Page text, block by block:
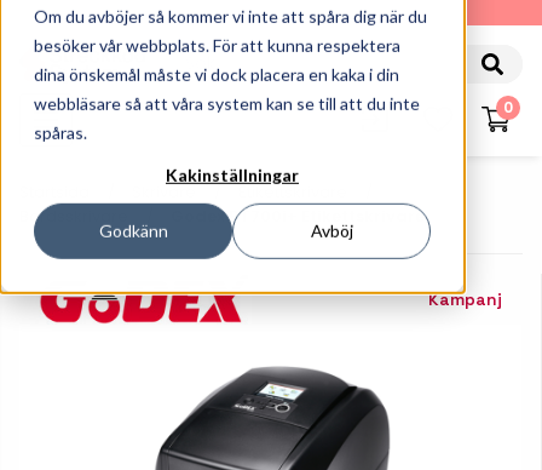
Om du avböjer så kommer vi inte att spåra dig när du
besöker vår webbplats. För att kunna respektera
dina önskemål måste vi dock placera en kaka i din
webbläsare så att våra system kan se till att du inte
spåras.
Kakinställningar
Godkänn Avböj
010-162 61 90
0
Skrivare
Etikettskrivare
Bordsskrivare
Godex RT700i+ Etikettskrivare
Kampanj